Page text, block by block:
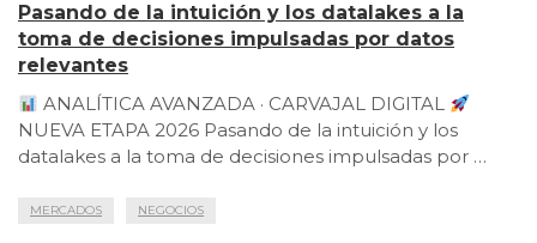
Pasando de la intuición y los datalakes a la
toma de decisiones impulsadas por datos
relevantes
ANALÍTICA AVANZADA · CARVAJAL DIGITAL
NUEVA ETAPA 2026 Pasando de la intuición y los
datalakes a la toma de decisiones impulsadas por …
MERCADOS NEGOCIOS